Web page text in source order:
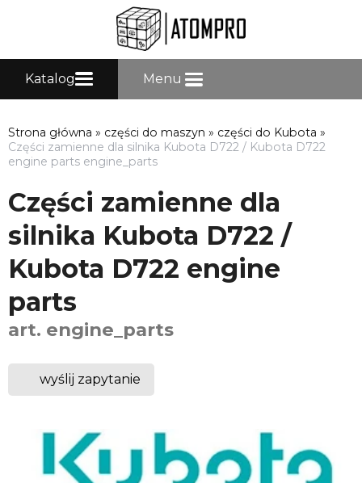
Katalog Menu
Strona główna » części do maszyn » części do Kubota »
Części zamienne dla silnika Kubota D722 / Kubota D722
engine parts engine_parts
Części zamienne dla
silnika Kubota D722 /
Kubota D722 engine
parts
art. engine_parts
wyślij zapytanie